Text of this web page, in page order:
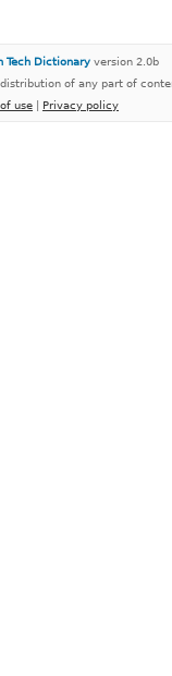
Tech Dictionary version 2.0b
of any part of
use | Privacy policy